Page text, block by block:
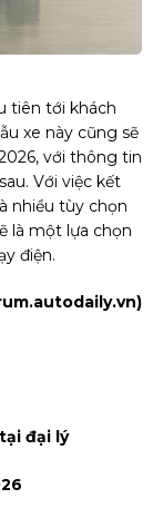
tiên tới khách
xe này cũng sẽ
với thông tin
Với việc kết
nhiều tùy chọn
là một lựa chọn
điện.
đại lý